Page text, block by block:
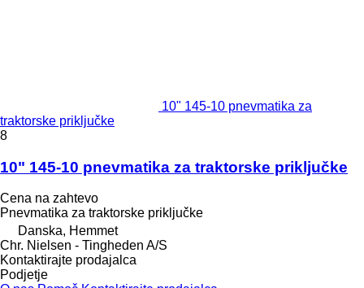
10" 145-10 pnevmatika za
traktorske priključke
8
10" 145-10 pnevmatika za traktorske priključke
Cena na zahtevo
Pnevmatika za traktorske priključke
Danska, Hemmet
Chr. Nielsen - Tingheden A/S
Kontaktirajte prodajalca
Podjetje